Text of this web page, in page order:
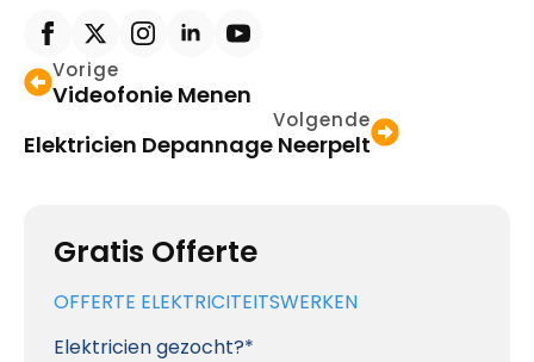
Gratis Offerte
OFFERTE ELEKTRICITEITSWERKEN
Elektricien gezocht?*
Vorige
Videofonie Menen
Volgende
Elektricien Depannage Neerpelt